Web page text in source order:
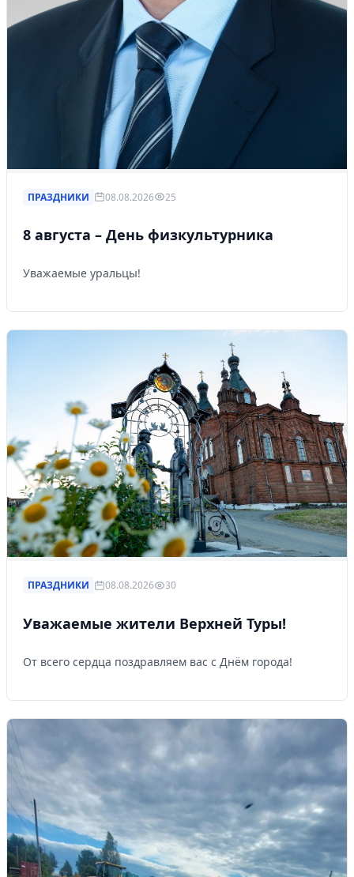
ПРАЗДНИКИ 08.08.2026 25
8 августа – День физкультурника
Уважаемые уральцы!
ПРАЗДНИКИ 08.08.2026 30
Уважаемые жители Верхней Туры!
От всего сердца поздравляем вас с Днём города!